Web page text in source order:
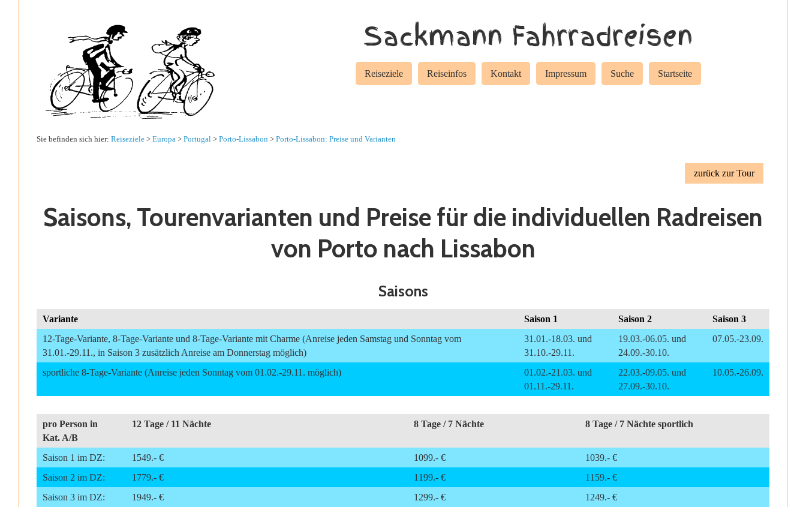
Sackmann Fahrradreisen
Reiseziele Reiseinfos Kontakt Impressum Suche Startseite
Sie befinden sich hier: Reiseziele > Europa > Portugal > Porto-Lissabon > Porto-Lissabon: Preise und Varianten
zurück zur Tour
Saisons, Tourenvarianten und Preise für die individuellen Radreisen
von Porto nach Lissabon
Saisons
Variante Saison 1 Saison 2
Saison 3
12-Tage-Variante, 8-Tage-Variante und 8-Tage-Variante mit Charme (Anreise jeden Samstag und Sonntag vom
31.01.-29.11., in Saison 3 zusätzlich Anreise am Donnerstag möglich)
31.01.-18.03. und
31.10.-29.11.
19.03.-06.05. und
24.09.-30.10.
07.05.-23.09.
sportliche 8-Tage-Variante (Anreise jeden Sonntag vom 01.02.-29.11. möglich)
01.02.-21.03. und
01.11.-29.11.
22.03.-09.05. und
27.09.-30.10.
10.05.-26.09.
pro Person in
Kat. A/B
12 Tage / 11 Nächte 8 Tage / 7 Nächte 8 Tage / 7 Nächte sportlich
Saison 1 im DZ: 1549.- € 1099.- €
1039.- €
Saison 2 im DZ:
1779.- € 1199.- €
1159.- €
Saison 3 im DZ:
1949.- € 1299.- €
1249.- €